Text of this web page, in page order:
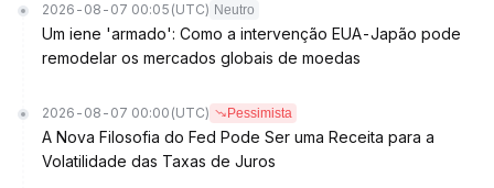
2026-08-07 00:05 (UTC) Neutro
Um iene 'armado': Como a intervenção EUA-Japão pode
remodelar os mercados globais de moedas
2026-08-07 00:00 (UTC) Pessimista
A Nova Filosofia do Fed Pode Ser uma Receita para a
Volatilidade das Taxas de Juros